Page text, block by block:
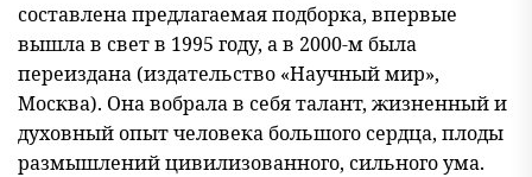
составлена предлагаемая подборка, впервые
вышла в свет в 1995 году, а в 2000-м была
переиздана (издательство «Научный мир»,
Москва). Она вобрала в себя талант, жизненный и
духовный опыт человека большого сердца, плоды
размышлений цивилизованного, сильного ума.